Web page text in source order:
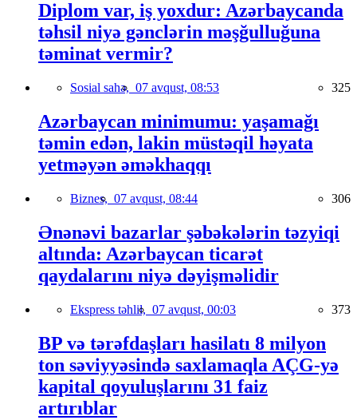
Diplom var, iş yoxdur: Azərbaycanda
təhsil niyə gənclərin məşğulluğuna
təminat vermir?
Sosial sahə, 07 avqust, 08:53 325
Azərbaycan minimumu: yaşamağı
təmin edən, lakin müstəqil həyata
yetməyən əməkhaqqı
Biznes, 07 avqust, 08:44 306
Ənənəvi bazarlar şəbəkələrin təzyiqi
altında: Azərbaycan ticarət
qaydalarını niyə dəyişməlidir
Ekspress təhlil, 07 avqust, 00:03 373
BP və tərəfdaşları hasilatı 8 milyon
ton səviyyəsində saxlamaqla AÇG-yə
kapital qoyuluşlarını 31 faiz
artırıblar